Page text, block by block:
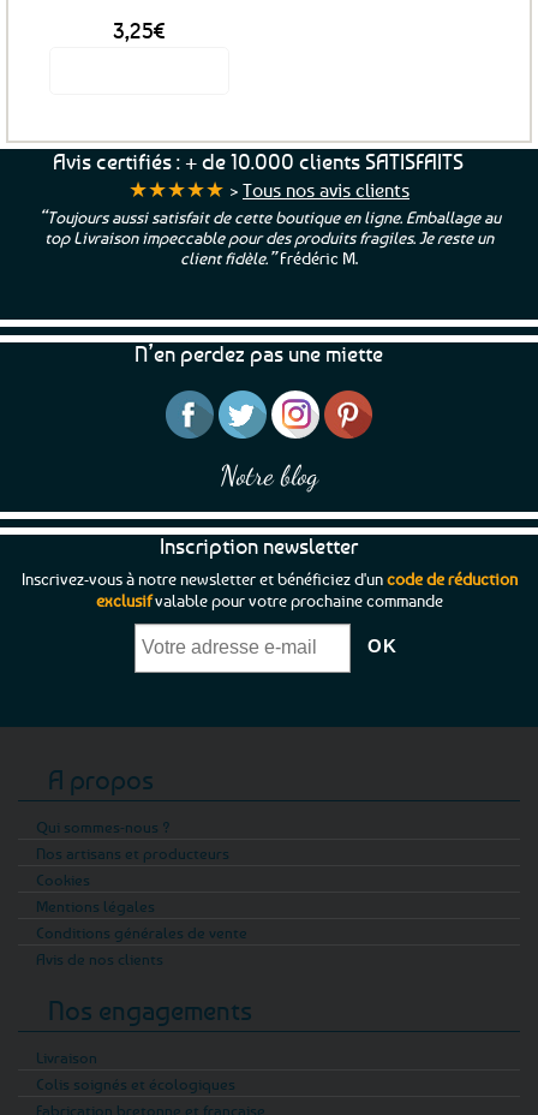
3,25€
Avis certifiés : + de 10.000 clients SATISFAITS
★★★★★ > Tous nos avis clients
“Toujours aussi satisfait de cette boutique en ligne. Emballage au
top Livraison impeccable pour des produits fragiles. Je reste un
client fidèle.”Frédéric M.
N’en perdez pas une miette
Notre blog
Inscription newsletter
Inscrivez-vous à notre newsletter et bénéficiez d'uncode de réduction
exclusifvalable pour votre prochaine commande
A propos
Qui sommes-nous ?
Nos artisans et producteurs
Cookies
Mentions légales
Conditions générales de vente
Avis de nos clients
Nos engagements
Livraison
Colis soignés et écologiques
Fabrication bretonne et française